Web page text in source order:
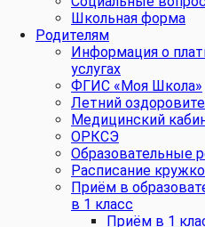
Школьная форма
Родителям
Информация о
услугах
ФГИС «Моя Школа»
Летний
Медицинский
ОРКСЭ
Образовательные
Расписание
Приём в
в 1 класс
Приём в 1